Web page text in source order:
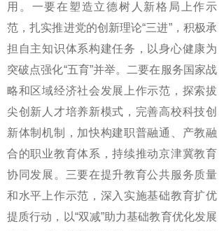
用。一要在塑造立德树人新格局上作示
范，扎实推进党的创新理论“三进”，积极承
担自主知识体系构建任务，以身心健康为
突破点强化“五育”并举。二要在服务国家战
略和区域经济社会发展上作示范，探索拔
尖创新人才培养新模式，完善高校科技创
新体制机制，加快构建职普融通、产教融
合的职业教育体系，持续推动京津冀教育
协同发展。三要在提升教育公共服务质量
和水平上作示范，深入实施基础教育扩优
提质行动，以“双减”助力基础教育优化发展